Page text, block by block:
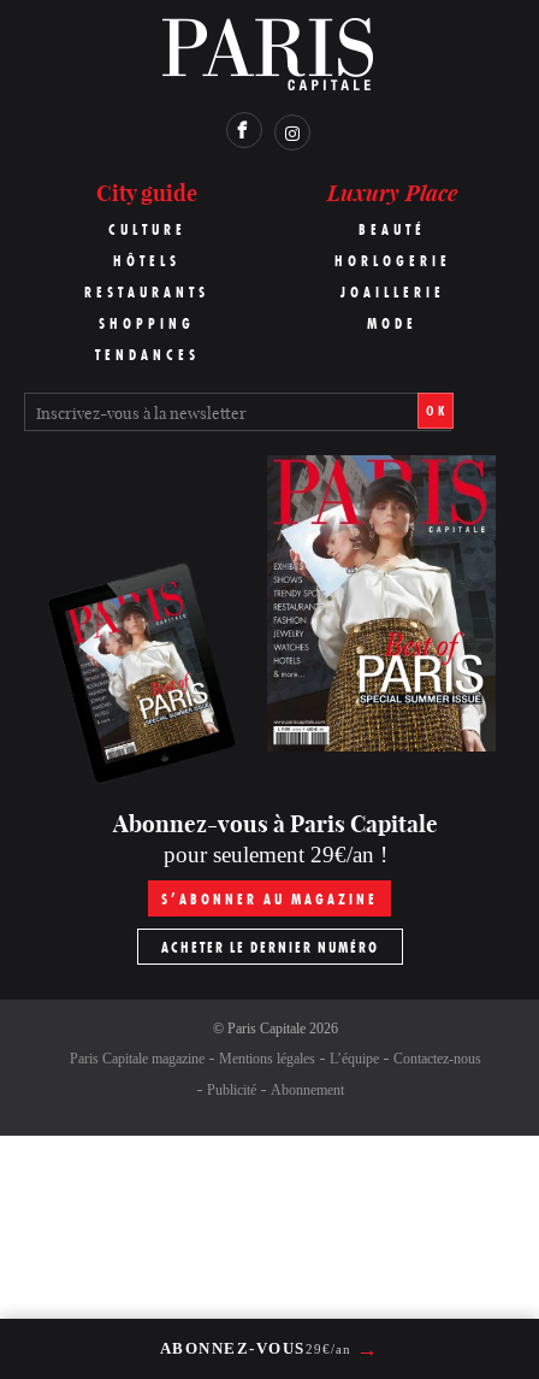
City guide
CULTURE
HÔTELS
RESTAURANTS
SHOPPING
TENDANCES
Luxury Place
BEAUTÉ
HORLOGERIE
JOAILLERIE
MODE
OK
Abonnez-vous à Paris Capitale
pour seulement 29€/an !
S’ABONNER AU MAGAZINE
ACHETER LE DERNIER NUMÉRO
© Paris Capitale2026
Paris Capitale magazine
Mentions légales L’équipe
Contactez-nous
Publicité
Abonnement
ABONNEZ-VOUS29€/an →